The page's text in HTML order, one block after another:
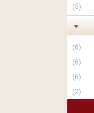
(5)
(6)
(6)
(6)
(2)